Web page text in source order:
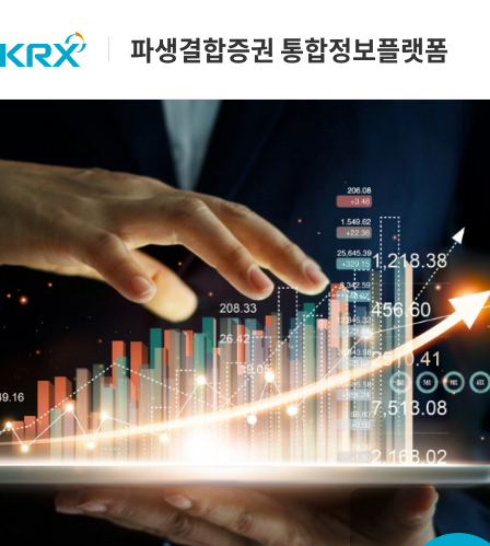
파생결합증권 통합정보플랫폼